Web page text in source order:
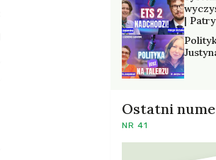
|
Ostatni
NR 41